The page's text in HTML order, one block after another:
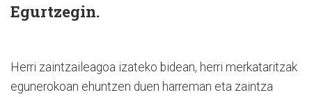
Egurtzegin.
Herri zaintzaileagoa izateko bidean, herri merkataritzak
egunerokoan ehuntzen duen harreman eta zaintza